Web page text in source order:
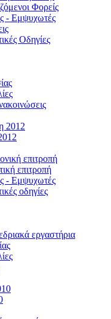
Φορείς
- Εμψυχωτές
Οδηγίες
2012
επιτροπή
επιτροπή
- Εμψυχωτές
οδηγίες
εργαστήρια